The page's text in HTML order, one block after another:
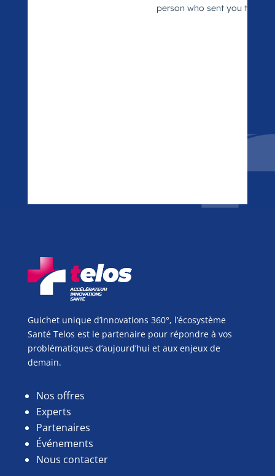
Guichet unique d’innovations 360°, l’écosystème
Santé Telos est le partenaire pour répondre à vos
problématiques d’aujourd’hui et aux enjeux de
demain.
Nos offres
Experts
Partenaires
Événements
Nous contacter